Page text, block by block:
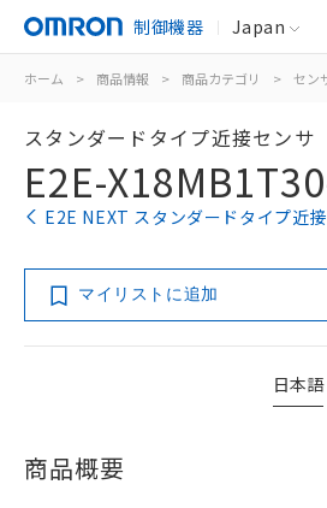
制御機器 Japan
ホーム > 商品情報 > 商品カテゴリ > セン
スタンダードタイプ近接センサ
E2E-
E2E NEXT スタンダードタイプ近
マイリストに追加
日本語
商品概要